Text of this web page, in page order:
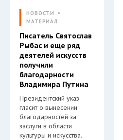
НОВОСТИ
МАТЕРИАЛ
Писатель Святослав
Рыбас и еще ряд
деятелей искусств
получили
благодарности
Владимира Путина
Президентский указ
гласит о вынесении
благодарностей за
заслуги в области
культуры и искусства.